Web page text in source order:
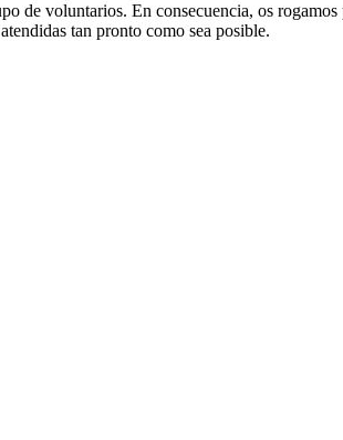
de voluntarios. En consecuencia, os rogamos
tan pronto como sea posible.